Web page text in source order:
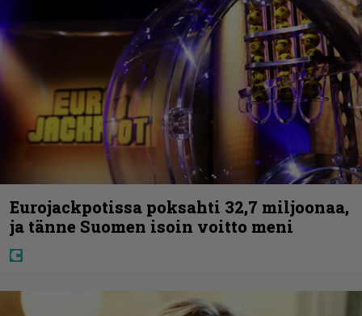
Eurojackpotissa poksahti 32,7 miljoonaa,
ja tänne Suomen isoin voitto meni